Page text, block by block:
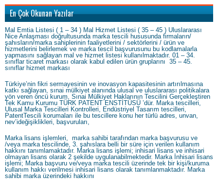
En Çok Okunan Yazılar
Mal Emtia Listesi ( 1 – 34 ) Mal Hizmet Listesi ( 35 – 45 ) Uluslararası
Nice Anlaşması doğrultusunda marka tescili hususunda firmaların/
şahısların/marka sahiplerinin faaliyetlerini / sektörlerini / ürün ve
hizmetlerini belirlemek ve marka tescil başvurusunu bu kodlamalarla
yapmasını sağlayan mal ve hizmet listesi kullanılmaktadır. 01 – 34.
sınıflar ticaret markası olarak kabul edilen ürün gruplarını 35 – 45.
sınıflar hizmet markası
Türkiye’nin fikri sermayesinin ve inovasyon kapasitesinin artırılmasına
katkı sağlayan, sınai mülkiyet alanında ulusal ve uluslararası politikalara
yön veren öncü kurum, Sınai Mülkiyet Haklarının Tescilini Gerçekleştiren
Tek Kamu Kurumu TÜRK PATENT ENSTİTÜSÜ ’dür. Marka tescilleri,
Ulusal Marka Tescilleri Kontrolleri, Endüstriyel Tasarım tescilleri,
PatentTescili korumaları ile bu tescillere konu her türlü adres, unvan,
nev’ideğişiklikleri, başvuruları,
Marka lisans işlemleri, marka sahibi tarafından marka başvurusu ve
/veya marka tescilinde, 3. şahıslara belli bir süre için verilen kullanım
hakkını tanımlamaktadır. Marka lisans işlemi; inhisari lisans ve inhisari
olmayan lisans olarak 2 şekilde uygulanabilmektedir. Marka İnhisari lisans
işlemi; Marka başvuru ve/veya marka tescili üzerinde tek bir kişi/kuruma
kullanım hakkı verilmesi inhisari lisans olarak tanımlanmaktadır. Marka
sahibi marka üzerindeki hakkını